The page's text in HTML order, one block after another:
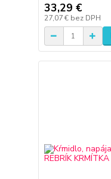
33,29 €
27,07 € bez DPH